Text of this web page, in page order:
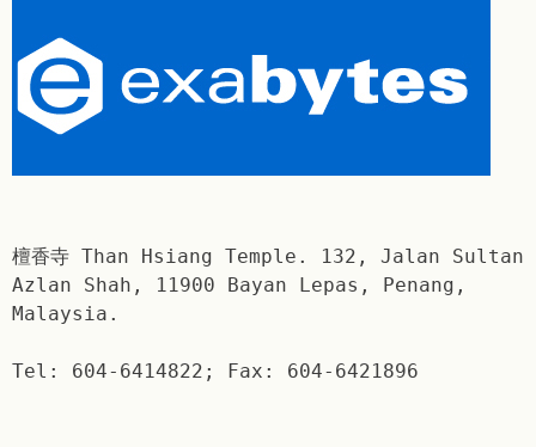
檀香寺 Than Hsiang Temple. 132, Jalan Sultan
Azlan Shah, 11900 Bayan Lepas, Penang,
Malaysia.
Tel: 604-6414822; Fax: 604-6421896